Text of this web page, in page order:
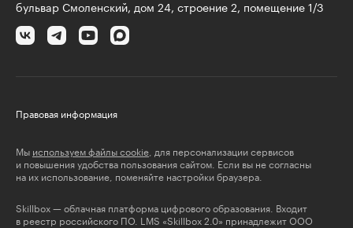
бульвар Смоленский, дом 24, строение 2, помещение 1/3
Правовая информация
Мы используем файлы cookie , для персонализации сервисов
и повышения удобства пользования сайтом. Если вы не согласны
на их использование, поменяйте настройки браузера.
Skillbox — облачная платформа цифрового образования. Входит
в реестр российского ПО. LMS «Skillbox 2.0» принадлежит ООО